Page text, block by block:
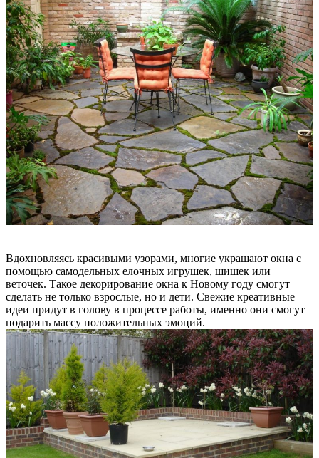
Вдохновляясь красивыми узорами, многие украшают окна с
помощью самодельных елочных игрушек, шишек или
веточек. Такое декорирование окна к Новому году смогут
сделать не только взрослые, но и дети. Свежие креативные
идеи придут в голову в процессе работы, именно они смогут
подарить массу положительных эмоций.